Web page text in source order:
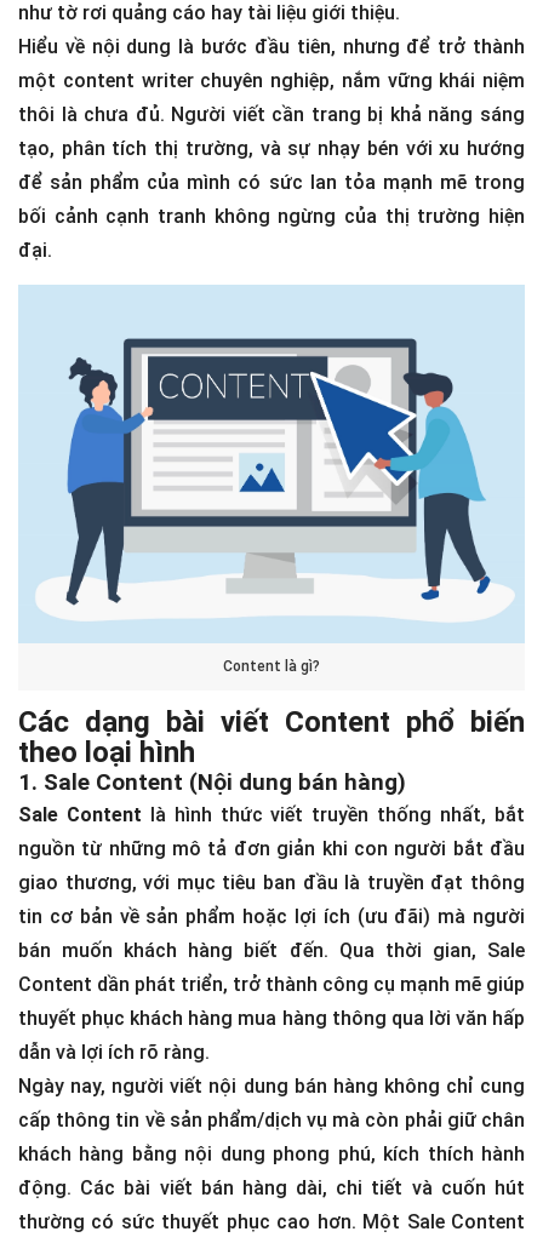
như tờ rơi quảng cáo hay tài liệu giới thiệu.
Hiểu về nội dung là bước đầu tiên, nhưng để trở thành
một content writer chuyên nghiệp, nắm vững khái niệm
thôi là chưa đủ. Người viết cần trang bị khả năng sáng
tạo, phân tích thị trường, và sự nhạy bén với xu hướng
để sản phẩm của mình có sức lan tỏa mạnh mẽ trong
bối cảnh cạnh tranh không ngừng của thị trường hiện
đại.
Content là gì?
Các dạng bài viết Content phổ biến
theo loại hình
1. Sale Content (Nội dung bán hàng)
Sale Content là hình thức viết truyền thống nhất, bắt
nguồn từ những mô tả đơn giản khi con người bắt đầu
giao thương, với mục tiêu ban đầu là truyền đạt thông
tin cơ bản về sản phẩm hoặc lợi ích (ưu đãi) mà người
bán muốn khách hàng biết đến. Qua thời gian, Sale
Content dần phát triển, trở thành công cụ mạnh mẽ giúp
thuyết phục khách hàng mua hàng thông qua lời văn hấp
dẫn và lợi ích rõ ràng.
Ngày nay, người viết nội dung bán hàng không chỉ cung
cấp thông tin về sản phẩm/dịch vụ mà còn phải giữ chân
khách hàng bằng nội dung phong phú, kích thích hành
động. Các bài viết bán hàng dài, chi tiết và cuốn hút
thường có sức thuyết phục cao hơn. Một Sale Content